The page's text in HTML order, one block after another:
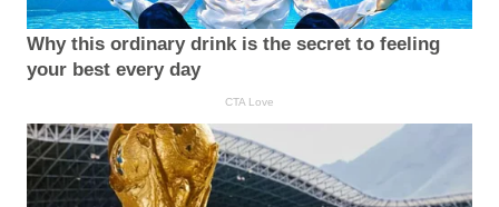
Why this ordinary drink is the secret to feeling
your best every day
CTA Love